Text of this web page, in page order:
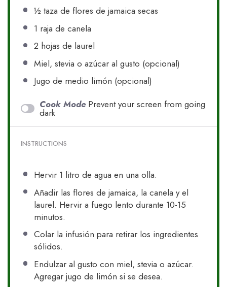
½taza de flores de jamaica secas
1 raja de canela
2 hojas de laurel
Miel, stevia o azúcar al gusto (opcional)
Jugo de medio limón (opcional)
Cook Mode Prevent your screen from going
dark
INSTRUCTIONS
Hervir 1 litro de agua en una olla.
Añadir las flores de jamaica, la canela y el
laurel. Hervir a fuego lento durante 10-15
minutos.
Colar la infusión para retirar los ingredientes
sólidos.
Endulzar al gusto con miel, stevia o azúcar.
Agregar jugo de limón si se desea.